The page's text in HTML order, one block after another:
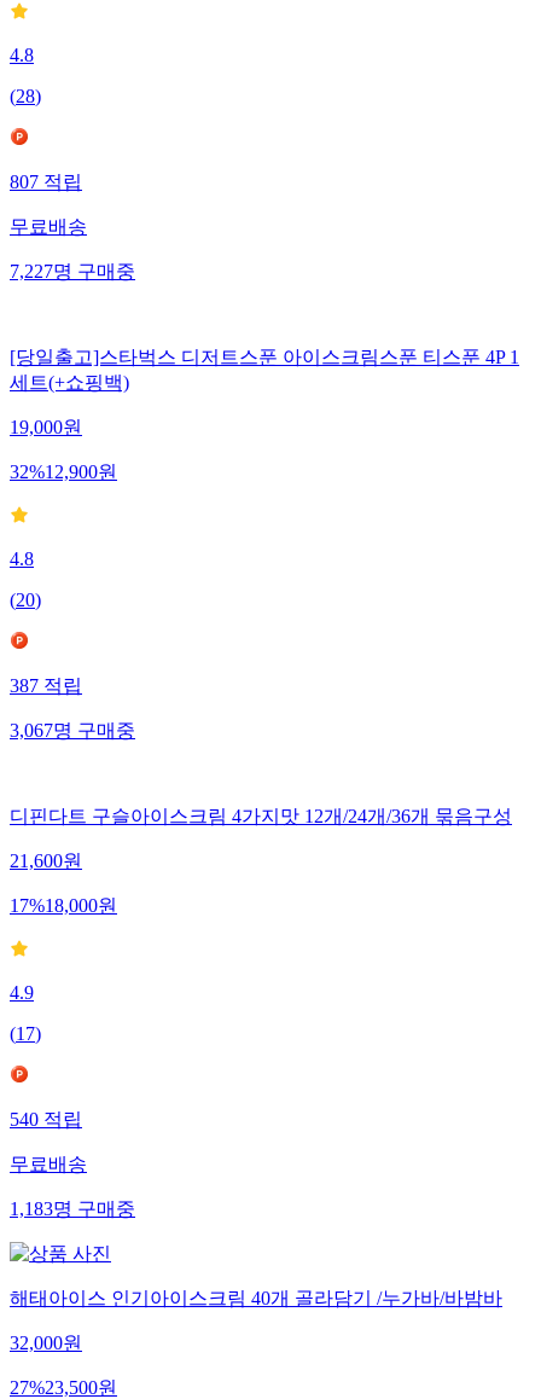
4.8
(28)
807적립
무료배송
7,227명구매중
[당일출고]스타벅스 디저트스푼 아이스크림스푼 티스푼 4P 1
세트(+쇼핑백)
19,000원
32%12,900원
4.8
(20)
387적립
3,067명구매중
디핀다트 구슬아이스크림 4가지맛 12개/24개/36개 묶음구성
21,600원
17%18,000원
4.9
(17)
540적립
무료배송
1,183명구매중
해태아이스 인기아이스크림 40개 골라담기 /누가바/바밤바
32,000원
27%23,500원